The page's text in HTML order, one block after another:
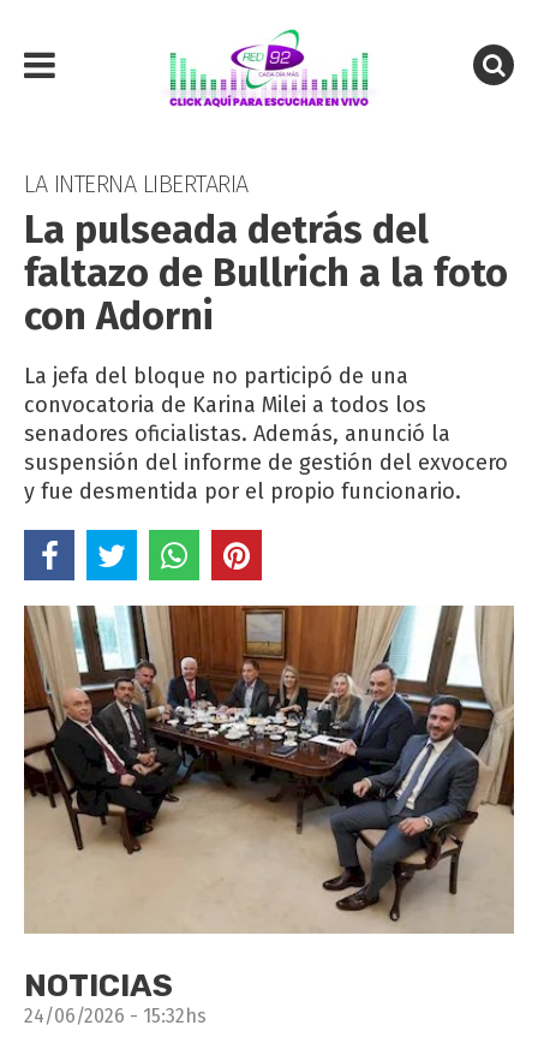
LA INTERNA LIBERTARIA
La pulseada detrás del
faltazo de Bullrich a la foto
con Adorni
La jefa del bloque no participó de una
convocatoria de Karina Milei a todos los
senadores oficialistas. Además, anunció la
suspensión del informe de gestión del exvocero
y fue desmentida por el propio funcionario.
NOTICIAS
24/06/2026 - 15:32hs